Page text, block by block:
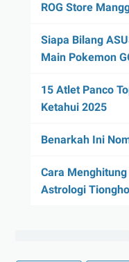
ROG Store
Siapa Bilang
Main Pokemon
15 Atlet Panco
Ketahui 2025
Benarkah Ini
Cara
Astrologi